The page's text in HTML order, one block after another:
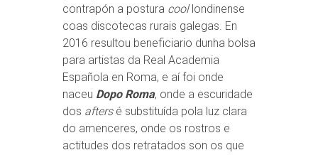
contrapón a postura coollondinense
coas discotecas rurais galegas. En
2016 resultou beneficiario dunha bolsa
para artistas da Real Academia
Española en Roma, e aí foi onde
naceu Dopo Roma, onde a escuridade
dos aftersé substituída pola luz clara
do amenceres, onde os rostros e
actitudes dos retratados son os que